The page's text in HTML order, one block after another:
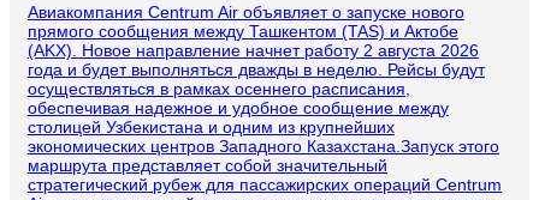
Авиакомпания Centrum Air объявляет о запуске нового
прямого сообщения между Ташкентом (TAS) и Актобе
(AKX). Новое направление начнет работу 2 августа 2026
года и будет выполняться дважды в неделю. Рейсы будут
осуществляться в рамках осеннего расписания,
обеспечивая надежное и удобное сообщение между
столицей Узбекистана и одним из крупнейших
экономических центров Западного Казахстана.Запуск этого
маршрута представляет собой значительный
стратегический рубеж для пассажирских операций Centrum